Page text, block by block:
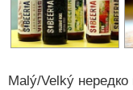
Malý/Velký